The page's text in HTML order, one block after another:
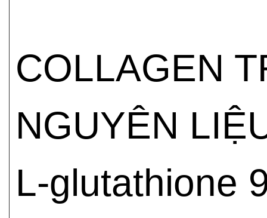
COLLAGEN
NGUYÊN
L-glutathione